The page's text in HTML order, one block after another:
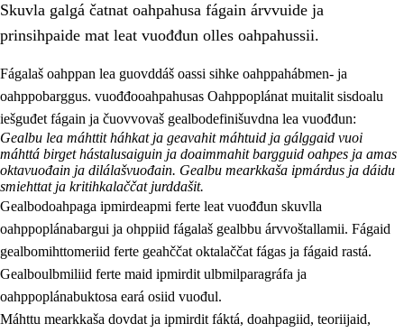
2. Oahppama prinsihpat, ovdáneapmi ja oahppahábmen
2.1 Sosiála oahppan ja ovdáneapmi
2.2 Gealbu fágain
2.3 Vuođđogálggat
2.4 Oahppat oahppat
Skuvla galgá čatnat oahpahusa fágain árvvuide ja
prinsihpaide mat leat vuođđun olles oahpahussii.
Fágalaš oahppan lea guovddáš oassi sihke oahppahábmen- ja
oahppobarggus. vuođđooahpahusas Oahppoplánat muitalit sisdoalu
iešguđet fágain ja čuovvovaš gealbodefinišuvdna lea vuođđun:
Gealbu lea máhttit háhkat ja geavahit máhtuid ja gálggaid vuoi
máhttá birget hástalusaiguin ja doaimmahit bargguid oahpes ja amas
oktavuođain ja dilálašvuođain. Gealbu mearkkaša ipmárdus ja dáidu
smiehttat ja kritihkalaččat jurddašit.
Gealbodoahpaga ipmirdeapmi ferte leat vuođđun skuvlla
oahppoplánabargui ja ohppiid fágalaš gealbbu árvvoštallamii. Fágaid
gealbomihttomeriid ferte geahččat oktalaččat fágas ja fágaid rastá.
Gealboulbmiliid ferte maid ipmirdit ulbmilparagráfa ja
oahppoplánabuktosa eará osiid vuođul.
Máhttu mearkkaša dovdat ja ipmirdit fáktá, doahpagiid, teoriijaid,